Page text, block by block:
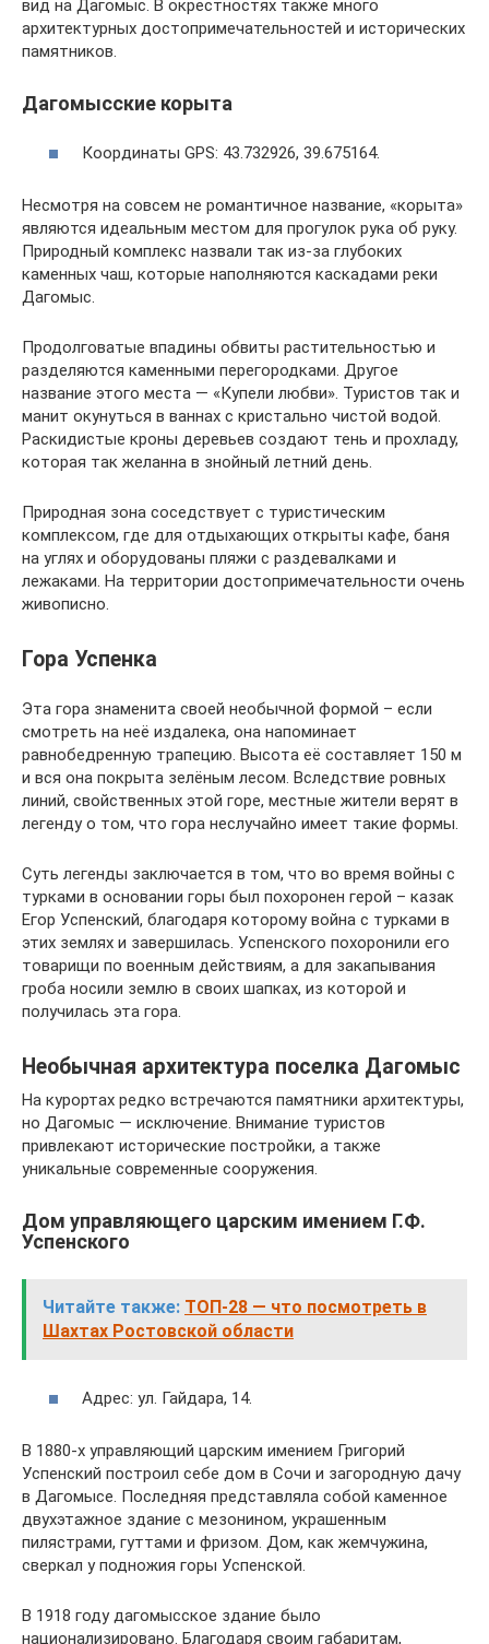
вид на Дагомыс. В окрестностях также много
архитектурных достопримечательностей и исторических
памятников.
Дагомысские корыта
Координаты GPS: 43.732926, 39.675164.
Несмотря на совсем не романтичное название, «корыта»
являются идеальным местом для прогулок рука об руку.
Природный комплекс назвали так из-за глубоких
каменных чаш, которые наполняются каскадами реки
Дагомыс.
Продолговатые впадины обвиты растительностью и
разделяются каменными перегородками. Другое
название этого места — «Купели любви». Туристов так и
манит окунуться в ваннах с кристально чистой водой.
Раскидистые кроны деревьев создают тень и прохладу,
которая так желанна в знойный летний день.
Природная зона соседствует с туристическим
комплексом, где для отдыхающих открыты кафе, баня
на углях и оборудованы пляжи с раздевалками и
лежаками. На территории достопримечательности очень
живописно.
Гора Успенка
Эта гора знаменита своей необычной формой – если
смотреть на неё издалека, она напоминает
равнобедренную трапецию. Высота её составляет 150 м
и вся она покрыта зелёным лесом. Вследствие ровных
линий, свойственных этой горе, местные жители верят в
легенду о том, что гора неслучайно имеет такие формы.
Суть легенды заключается в том, что во время войны с
турками в основании горы был похоронен герой – казак
Егор Успенский, благодаря которому война с турками в
этих землях и завершилась. Успенского похоронили его
товарищи по военным действиям, а для закапывания
гроба носили землю в своих шапках, из которой и
получилась эта гора.
Необычная архитектура поселка Дагомыс
На курортах редко встречаются памятники архитектуры,
но Дагомыс — исключение. Внимание туристов
привлекают исторические постройки, а также
уникальные современные сооружения.
Дом управляющего царским имением Г.Ф.
Успенского
Читайте также: ТОП-28 — что посмотреть в
Шахтах Ростовской области
Адрес: ул. Гайдара, 14.
В 1880-х управляющий царским имением Григорий
Успенский построил себе дом в Сочи и загородную дачу
в Дагомысе. Последняя представляла собой каменное
двухэтажное здание с мезонином, украшенным
пилястрами, гуттами и фризом. Дом, как жемчужина,
сверкал у подножия горы Успенской.
В 1918 году дагомысское здание было
национализировано. Благодаря своим габаритам,